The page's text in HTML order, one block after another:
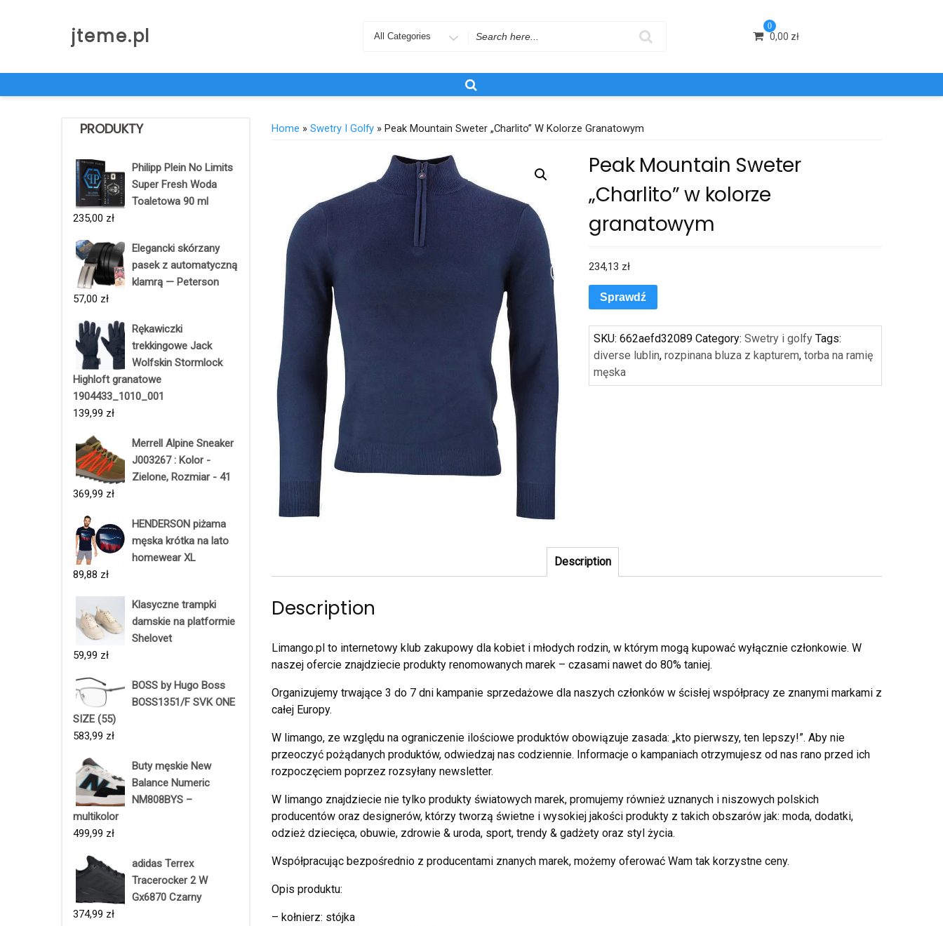
jteme.pl
Search
0
0,00 zł
PRODUKTY
Philipp Plein No Limits
Super Fresh Woda
Toaletowa 90 ml
235,00 zł
Elegancki skórzany
pasek z automatyczną
klamrą — Peterson
57,00 zł
Rękawiczki
trekkingowe Jack
Wolfskin Stormlock
Highloft granatowe
1904433_1010_001
139,99 zł
Merrell Alpine Sneaker
J003267 : Kolor -
Zielone, Rozmiar - 41
369,99 zł
HENDERSON piżama
męska krótka na lato
homewear XL
89,88 zł
Klasyczne trampki
damskie na platformie
Shelovet
59,99 zł
BOSS by Hugo Boss
BOSS1351/F SVK ONE
SIZE (55)
583,99 zł
Buty męskie New
Balance Numeric
NM808BYS –
multikolor
499,99 zł
adidas Terrex
Tracerocker 2 W
Gx6870 Czarny
374,99 zł
Home » Swetry I Golfy » Peak Mountain Sweter „Charlito” W Kolorze Granatowym
Peak Mountain Sweter
„Charlito” w kolorze
granatowym
234,13 zł
Sprawdź
SKU:662aefd32089 Category:Swetry i golfy Tags:
diverse lublin,rozpinana bluza z kapturem,torba na ramię
męska
Description
Description
Limango.pl to internetowy klub zakupowy dla kobiet i młodych rodzin, w którym mogą kupować wyłącznie członkowie. W
naszej ofercie znajdziecie produkty renomowanych marek – czasami nawet do 80% taniej.
Organizujemy trwające 3 do 7 dni kampanie sprzedażowe dla naszych członków w ścisłej współpracy ze znanymi markami z
całej Europy.
W limango, ze względu na ograniczenie ilościowe produktów obowiązuje zasada: „kto pierwszy, ten lepszy!”. Aby nie
przeoczyć pożądanych produktów, odwiedzaj nas codziennie. Informacje o kampaniach otrzymujesz od nas rano przed ich
rozpoczęciem poprzez rozsyłany newsletter.
W limango znajdziecie nie tylko produkty światowych marek, promujemy również uznanych i niszowych polskich
producentów oraz designerów, którzy tworzą świetne i wysokiej jakości produkty z takich obszarów jak: moda, dodatki,
odzież dziecięca, obuwie, zdrowie & uroda, sport, trendy & gadżety oraz styl życia.
Współpracując bezpośrednio z producentami znanych marek, możemy oferować Wam tak korzystne ceny.
Opis produktu:
– kołnierz: stójka